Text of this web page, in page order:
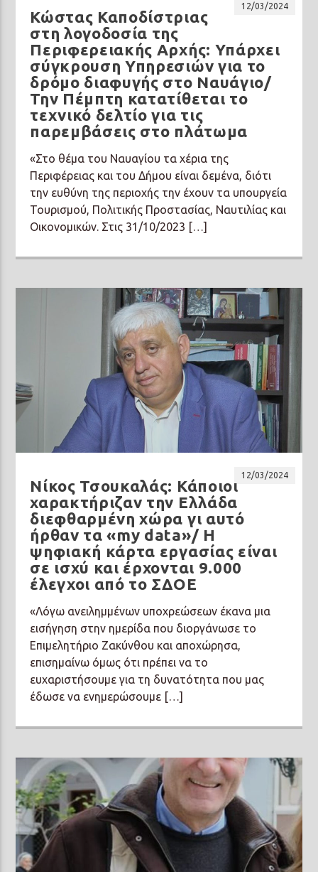
12/03/2024
Κώστας Καποδίστριας
στη λογοδοσία της
Περιφερειακής Αρχής: Υπάρχει
σύγκρουση Υπηρεσιών για το
δρόμο διαφυγής στο Ναυάγιο/
Την Πέμπτη κατατίθεται το
τεχνικό δελτίο για τις
παρεμβάσεις στο πλάτωμα
«Στο θέμα του Ναυαγίου τα χέρια της
Περιφέρειας και του Δήμου είναι δεμένα, διότι
την ευθύνη της περιοχής την έχουν τα υπουργεία
Τουρισμού, Πολιτικής Προστασίας, Ναυτιλίας και
Οικονομικών. Στις 31/10/2023 […]
12/03/2024
Νίκος Τσουκαλάς: Κάποιοι
χαρακτήριζαν την Ελλάδα
διεφθαρμένη χώρα γι αυτό
ήρθαν τα «my data»/ Η
ψηφιακή κάρτα εργασίας είναι
σε ισχύ και έρχονται 9.000
έλεγχοι από το ΣΔΟΕ
«Λόγω ανειλημμένων υποχρεώσεων έκανα μια
εισήγηση στην ημερίδα που διοργάνωσε το
Επιμελητήριο Ζακύνθου και αποχώρησα,
επισημαίνω όμως ότι πρέπει να το
ευχαριστήσουμε για τη δυνατότητα που μας
έδωσε να ενημερώσουμε […]